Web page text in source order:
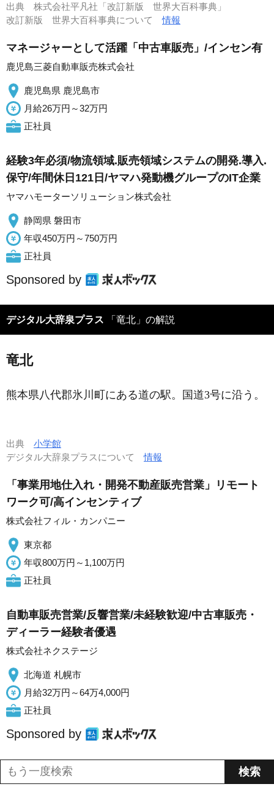
出典 株式会社平凡社「改訂新版 世界大百科事典」
改訂新版 世界大百科事典について情報
マネージャーとして活躍「中古車販売」/インセン有
鹿児島三菱自動車販売株式会社
鹿児島県 鹿児島市
月給26万円～32万円
正社員
経験3年必須/物流領域.販売領域システムの開発.導入.
保守/年間休日121日/ヤマハ発動機グループのIT企業
ヤマハモーターソリューション株式会社
静岡県 磐田市
年収450万円～750万円
正社員
Sponsored by
デジタル大辞泉プラス 「竜北」の解説
竜北
熊本県八代郡氷川町にある道の駅。国道3号に沿う。
出典 小学館
デジタル大辞泉プラスについて情報
「事業用地仕入れ・開発不動産販売営業」リモート
ワーク可/高インセンティブ
株式会社フィル・カンパニー
東京都
年収800万円～1,100万円
正社員
自動車販売営業/反響営業/未経験歓迎/中古車販売・
ディーラー経験者優遇
株式会社ネクステージ
北海道 札幌市
月給32万円～64万4,000円
正社員
Sponsored by